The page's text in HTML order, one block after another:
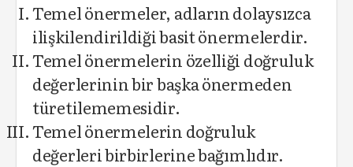
Temel önermeler, adların dolaysızca
ilişkilendirildiği basit önermelerdir.
Temel önermelerin özelliği doğruluk
değerlerinin bir başka önermeden
türetilememesidir.
Temel önermelerin doğruluk
değerleri birbirlerine bağımlıdır.